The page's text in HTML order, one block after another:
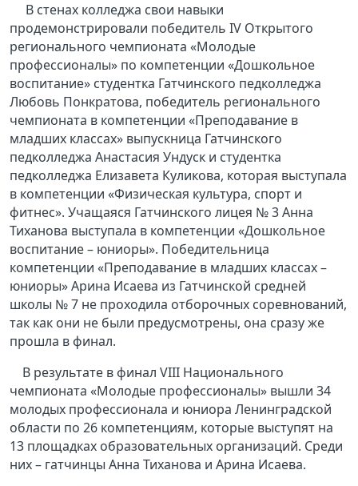
В стенах колледжа свои навыки
продемонстрировали победитель IV Открытого
регионального чемпионата «Молодые
профессионалы» по компетенции «Дошкольное
воспитание» студентка Гатчинского педколледжа
Любовь Понкратова, победитель регионального
чемпионата в компетенции «Преподавание в
младших классах» выпускница Гатчинского
педколледжа Анастасия Ундуск и студентка
педколледжа Елизавета Куликова, которая выступала
в компетенции «Физическая культура, спорт и
фитнес». Учащаяся Гатчинского лицея № 3 Анна
Тиханова выступала в компетенции «Дошкольное
воспитание – юниоры». Победительница
компетенции «Преподавание в младших классах –
юниоры» Арина Исаева из Гатчинской средней
школы № 7 не проходила отборочных соревнований,
так как они не были предусмотрены, она сразу же
прошла в финал.
В результате в финал VIII Национального
чемпионата «Молодые профессионалы» вышли 34
молодых профессионала и юниора Ленинградской
области по 26 компетенциям, которые выступят на
13 площадках образовательных организаций. Среди
них – гатчинцы Анна Тиханова и Арина Исаева.